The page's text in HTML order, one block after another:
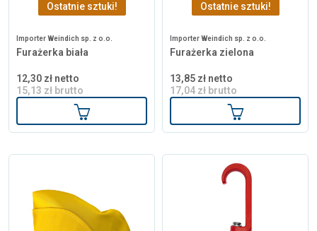
Ostatnie sztuki!
Importer Weindich sp. z o.o.
Furażerka biała
12,30 zł netto
15,13 zł brutto
Dodaj do koszyka
Ostatnie sztuki!
Importer Weindich sp. z o.o.
Furażerka zielona
13,85 zł netto
17,04 zł brutto
Dodaj do